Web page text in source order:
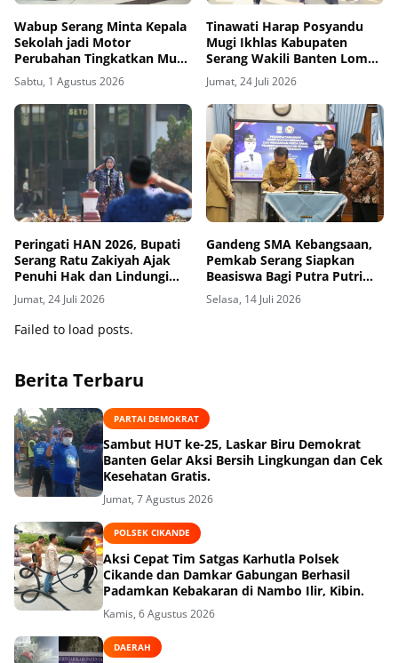
Wabup Serang Minta Kepala
Sekolah jadi Motor
Perubahan Tingkatkan Mutu
Pendidikan
Sabtu, 1 Agustus 2026
Tinawati Harap Posyandu
Mugi Ikhlas Kabupaten
Serang Wakili Banten Lomba
6 SPM Tingkat Nasional
Jumat, 24 Juli 2026
Peringati HAN 2026, Bupati
Serang Ratu Zakiyah Ajak
Penuhi Hak dan Lindungi
Anak-anak
Jumat, 24 Juli 2026
Gandeng SMA Kebangsaan,
Pemkab Serang Siapkan
Beasiswa Bagi Putra Putri
Terbaik
Selasa, 14 Juli 2026
Failed to load posts.
Berita Terbaru
PARTAI DEMOKRAT
Sambut HUT ke-25, Laskar Biru Demokrat
Banten Gelar Aksi Bersih Lingkungan dan Cek
Kesehatan Gratis.
Jumat, 7 Agustus 2026
POLSEK CIKANDE
Aksi Cepat Tim Satgas Karhutla Polsek
Cikande dan Damkar Gabungan Berhasil
Padamkan Kebakaran di Nambo Ilir, Kibin.
Kamis, 6 Agustus 2026
DAERAH